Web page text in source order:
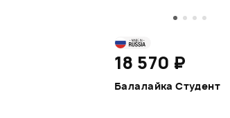
18 570 ₽
Балалайка Студент